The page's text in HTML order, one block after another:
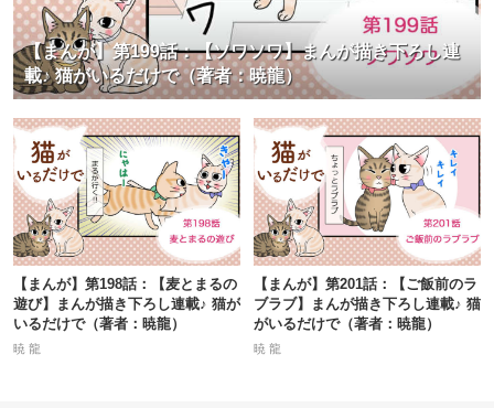
【まんが】第199話：【ソワソワ】まんが描き下ろし連
載♪ 猫がいるだけで（著者：暁龍）
【まんが】第198話：【麦とまるの
遊び】まんが描き下ろし連載♪ 猫が
いるだけで（著者：暁龍）
暁 龍
【まんが】第201話：【ご飯前のラ
ブラブ】まんが描き下ろし連載♪ 猫
がいるだけで（著者：暁龍）
暁 龍